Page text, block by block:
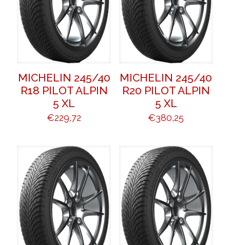
MICHELIN 245/40
R18 PILOT ALPIN
5 XL
€229,72
MICHELIN 245/40
R20 PILOT ALPIN
5 XL
€380,25